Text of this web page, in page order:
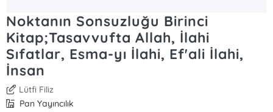
Noktanın Sonsuzluğu Birinci
Kitap;Tasavvufta Allah, İlahi
Sıfatlar, Esma-yı İlahi, Ef'ali İlahi,
İnsan
Lütfi Filiz
Pan Yayıncılık